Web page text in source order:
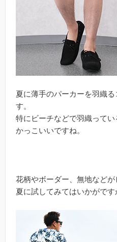
夏に薄手のパーカーを羽織
す。
特にビーチなどで羽織って
かっこいいですね。
花柄やボーダー、無地などが
夏に試してみてはいかがです